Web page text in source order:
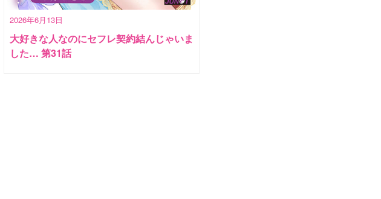
2026年6月13日
大好きな人なのにセフレ契約結んじゃいま
した… 第31話